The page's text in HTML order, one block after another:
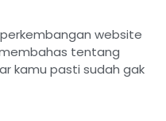
perkembangan website
membahas tentang
kamu pasti sudah gak